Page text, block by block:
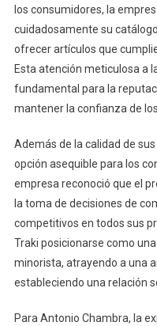
los consumidores, la
cuidadosamente su
ofrecer artículos que
Esta atención meticulosa a
fundamental para la
mantener la confianza de
Además de la calidad de
opción asequible para los
empresa reconoció que el
la toma de decisiones de
competitivos en todos sus
Traki posicionarse como
minorista, atrayendo a una
estableciendo una relación
Para Antonio Chambra, la